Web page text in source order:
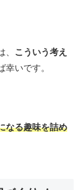
こういう考え
幸いです。
なる趣味を詰め